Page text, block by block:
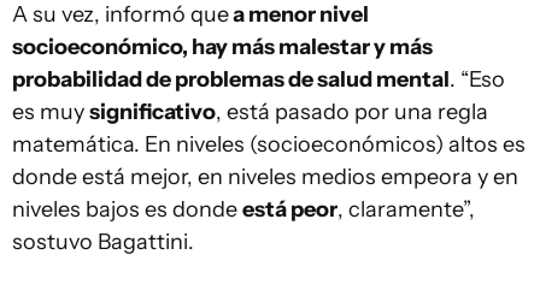
A su vez, informó quea menor nivel
socioeconómico, hay más malestar y más
probabilidad de problemas de salud mental. “Eso
es muysignificativo, está pasado por una regla
matemática. En niveles (socioeconómicos) altos es
donde está mejor, en niveles medios empeora y en
niveles bajos es dondeestá peor, claramente”,
sostuvo Bagattini.